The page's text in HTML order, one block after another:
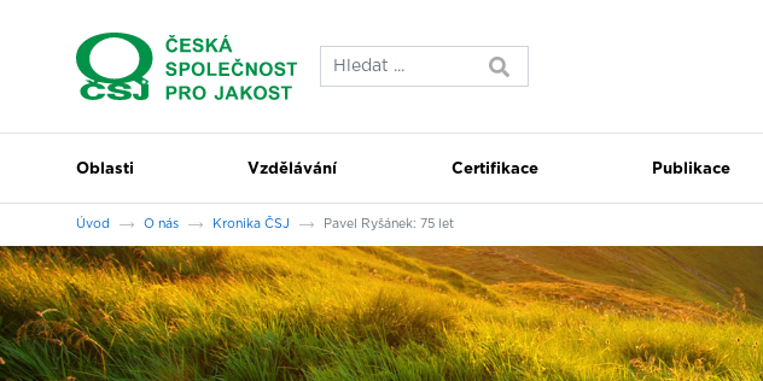
Oblasti Vzdělávání Certifikace Publikace
Jsi tady:
Úvod O nás Kronika ČSJ Pavel Ryšánek: 75 let